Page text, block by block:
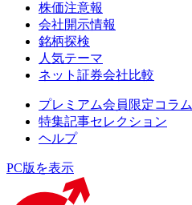
株価注意報
会社開示情報
銘柄探検
人気テーマ
ネット証券会社比較
プレミアム会員限定コラム
特集記事セレクション
ヘルプ
PC版を表示